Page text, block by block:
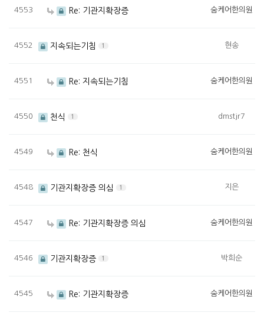
4553 Re: 기관지확장증 숨케어한의원
4552 지속되는기침 1 현송
4551 Re: 지속되는기침 숨케어한의원
4550 천식 1 dmstjr7
4549 Re: 천식 숨케어한의원
4548 기관지확장증 의심 1 지은
4547 Re: 기관지확장증 의심 숨케어한의원
4546 기관지확장증 1 박희순
4545 Re: 기관지확장증 숨케어한의원